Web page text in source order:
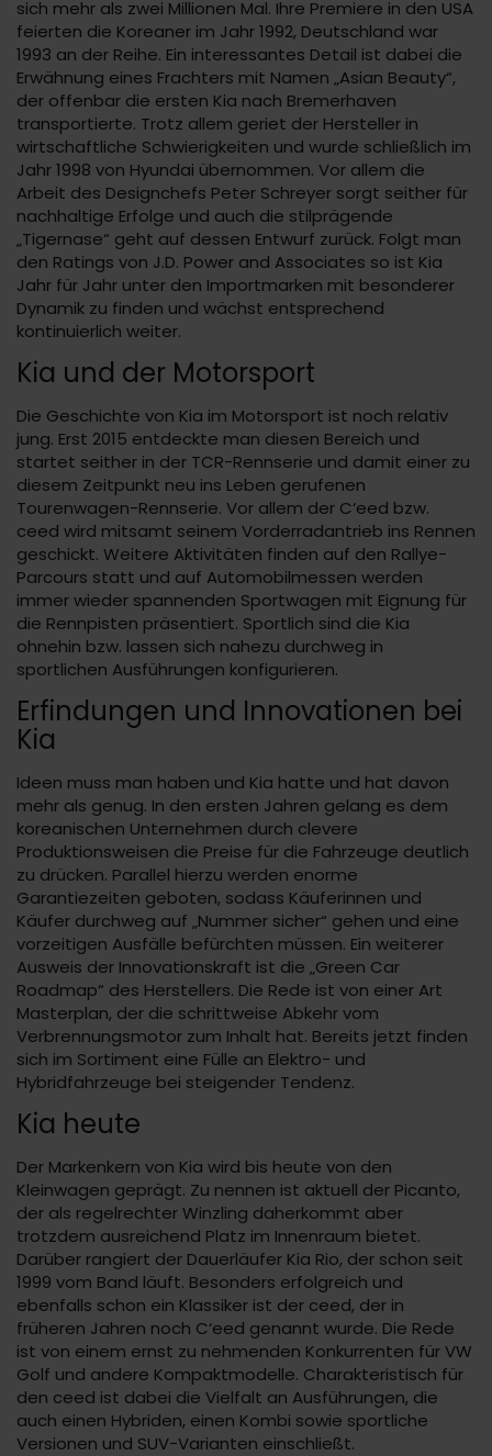
sich mehr als zwei Millionen Mal. Ihre Premiere in den USA
feierten die Koreaner im Jahr 1992, Deutschland war
1993 an der Reihe. Ein interessantes Detail ist dabei die
Erwähnung eines Frachters mit Namen „Asian Beauty“,
der offenbar die ersten Kia nach Bremerhaven
transportierte. Trotz allem geriet der Hersteller in
wirtschaftliche Schwierigkeiten und wurde schließlich im
Jahr 1998 von Hyundai übernommen. Vor allem die
Arbeit des Designchefs Peter Schreyer sorgt seither für
nachhaltige Erfolge und auch die stilprägende
„Tigernase“ geht auf dessen Entwurf zurück. Folgt man
den Ratings von J.D. Power and Associates so ist Kia
Jahr für Jahr unter den Importmarken mit besonderer
Dynamik zu finden und wächst entsprechend
kontinuierlich weiter.
Kia und der Motorsport
Die Geschichte von Kia im Motorsport ist noch relativ
jung. Erst 2015 entdeckte man diesen Bereich und
startet seither in der TCR-Rennserie und damit einer zu
diesem Zeitpunkt neu ins Leben gerufenen
Tourenwagen-Rennserie. Vor allem der C‘eed bzw.
ceed wird mitsamt seinem Vorderradantrieb ins Rennen
geschickt. Weitere Aktivitäten finden auf den Rallye-
Parcours statt und auf Automobilmessen werden
immer wieder spannenden Sportwagen mit Eignung für
die Rennpisten präsentiert. Sportlich sind die Kia
ohnehin bzw. lassen sich nahezu durchweg in
sportlichen Ausführungen konfigurieren.
Erfindungen und Innovationen bei
Kia
Ideen muss man haben und Kia hatte und hat davon
mehr als genug. In den ersten Jahren gelang es dem
koreanischen Unternehmen durch clevere
Produktionsweisen die Preise für die Fahrzeuge deutlich
zu drücken. Parallel hierzu werden enorme
Garantiezeiten geboten, sodass Käuferinnen und
Käufer durchweg auf „Nummer sicher“ gehen und eine
vorzeitigen Ausfälle befürchten müssen. Ein weiterer
Ausweis der Innovationskraft ist die „Green Car
Roadmap“ des Herstellers. Die Rede ist von einer Art
Masterplan, der die schrittweise Abkehr vom
Verbrennungsmotor zum Inhalt hat. Bereits jetzt finden
sich im Sortiment eine Fülle an Elektro- und
Hybridfahrzeuge bei steigender Tendenz.
Kia heute
Der Markenkern von Kia wird bis heute von den
Kleinwagen geprägt. Zu nennen ist aktuell der Picanto,
der als regelrechter Winzling daherkommt aber
trotzdem ausreichend Platz im Innenraum bietet.
Darüber rangiert der Dauerläufer Kia Rio, der schon seit
1999 vom Band läuft. Besonders erfolgreich und
ebenfalls schon ein Klassiker ist der ceed, der in
früheren Jahren noch C‘eed genannt wurde. Die Rede
ist von einem ernst zu nehmenden Konkurrenten für VW
Golf und andere Kompaktmodelle. Charakteristisch für
den ceed ist dabei die Vielfalt an Ausführungen, die
auch einen Hybriden, einen Kombi sowie sportliche
Versionen und SUV-Varianten einschließt.